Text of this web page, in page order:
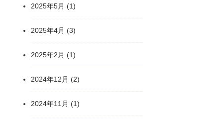
2025年5月 (1)
2025年4月 (3)
2025年2月 (1)
2024年12月 (2)
2024年11月 (1)